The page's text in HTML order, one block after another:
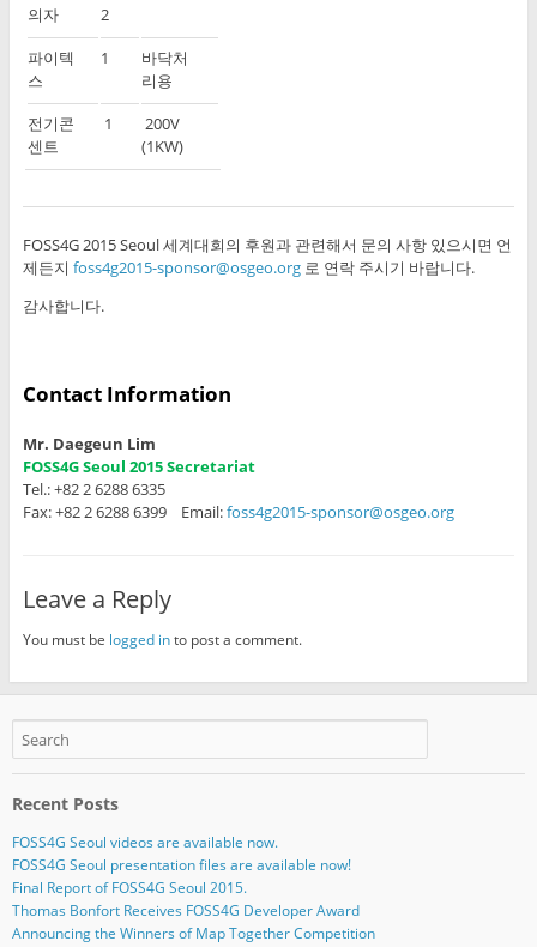
의자
2
파이텍
스
1
바닥처
리용
전기콘
센트
1
200V
(1KW)
FOSS4G 2015 Seoul 세계대회의 후원과 관련해서 문의 사항 있으시면 언
제든지 foss4g2015-sponsor@osgeo.org로 연락 주시기 바랍니다.
감사합니다.
Contact Information
Mr. Daegeun Lim
FOSS4G Seoul 2015 Secretariat
Tel.: +82 2 6288 6335
Fax: +82 2 6288 6399 Email:foss4g2015-sponsor@osgeo.org
Leave a Reply
You must be logged into post a comment.
Recent Posts
FOSS4G Seoul videos are available now.
FOSS4G Seoul presentation files are available now!
Final Report of FOSS4G Seoul 2015.
Thomas Bonfort Receives FOSS4G Developer Award
Announcing the Winners of Map Together Competition